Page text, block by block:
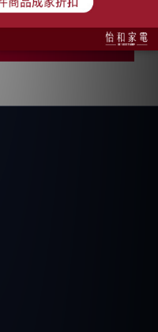
智慧偵測 8段洗程
SMS6HAW00X
NT$56,000